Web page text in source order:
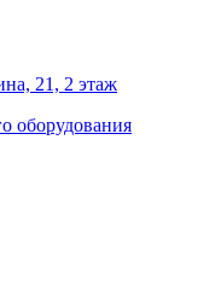
21, 2 этаж